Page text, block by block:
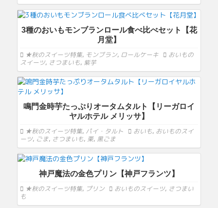
3種のおいもモンブランロール食べ比べセット【花
月堂】
★秋のスイーツ特集, モンブラン, ロールケーキ
おいもの
スイーツ, さつまいも, 紫芋
鳴門金時芋たっぷりオータムタルト【リーガロイ
ヤルホテル メリッサ】
★秋のスイーツ特集, パイ・タルト おいも, おいものスイ
ーツ, ごま, さつまいも, 栗, 黒ごま
神戸魔法の金色プリン【神戸フランツ】
★秋のスイーツ特集, プリン おいものスイーツ, さつまい
も